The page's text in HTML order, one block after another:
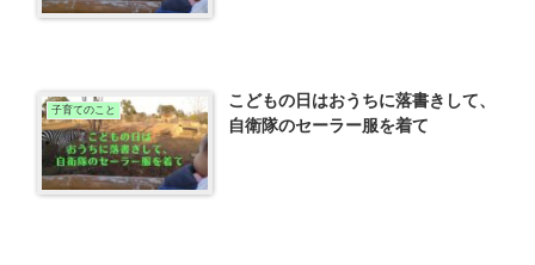
子育てのこと
こどもの日はおうちに落書きして、
自衛隊のセーラー服を着て